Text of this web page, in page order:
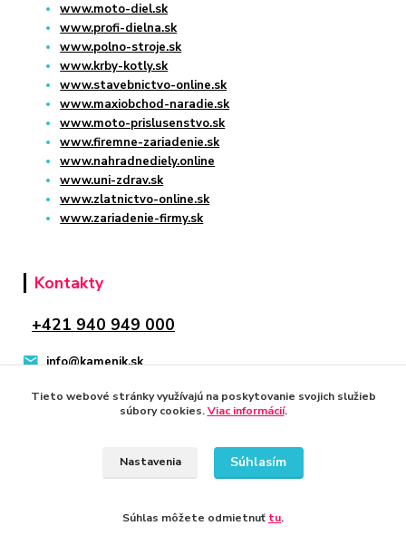
www.moto-diel.sk
www.profi-dielna.sk
www.polno-stroje.sk
www.krby-kotly.sk
www.stavebnictvo-online.sk
www.maxiobchod-naradie.sk
www.moto-prislusenstvo.sk
www.firemne-zariadenie.sk
www.nahradnediely.online
www.uni-zdrav.sk
www.zlatnictvo-online.sk
www.zariadenie-firmy.sk
Kontakty
+421 940 949 000
info@kamenik.sk
Vytvorené na
Tieto webové stránky využívajú na poskytovanie svojich služieb
súbory cookies.Viac informácií.
Nastavenia Súhlasím
Súhlas môžete odmietnuť tu.